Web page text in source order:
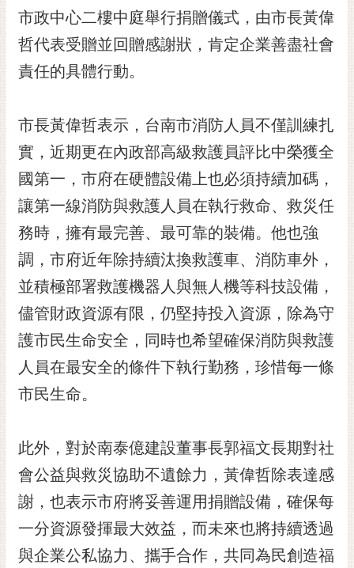
桐
花
祭
站
導
覽
訂
閱
RSS
訂
閱
電
子
報
市
民
信
English
日
本
隱
市政中心二樓中庭舉行捐贈儀式，由市長黃偉
哲代表受贈並回贈感謝狀，肯定企業善盡社會
責任的具體行動。
市長黃偉哲表示，台南市消防人員不僅訓練扎
實，近期更在內政部高級救護員評比中榮獲全
國第一，市府在硬體設備上也必須持續加碼，
讓第一線消防與救護人員在執行救命、救災任
務時，擁有最完善、最可靠的裝備。他也強
調，市府近年除持續汰換救護車、消防車外，
並積極部署救護機器人與無人機等科技設備，
儘管財政資源有限，仍堅持投入資源，除為守
護市民生命安全，同時也希望確保消防與救護
人員在最安全的條件下執行勤務，珍惜每一條
市民生命。
此外，對於南泰億建設董事長郭福文長期對社
會公益與救災協助不遺餘力，黃偉哲除表達感
謝，也表示市府將妥善運用捐贈設備，確保每
一分資源發揮最大效益，而未來也將持續透過
與企業公私協力、攜手合作，共同為民創造福